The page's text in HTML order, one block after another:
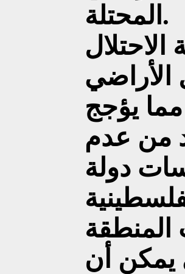
المحتلة.
الأراضي
مما يؤجج
من عدم
دولة
يمكن أن